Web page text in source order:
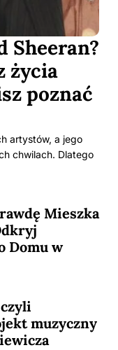
Sheeran?
życia
poznać
artystów, a jego
chwilach. Dlatego
Mieszka
Domu w
muzyczny